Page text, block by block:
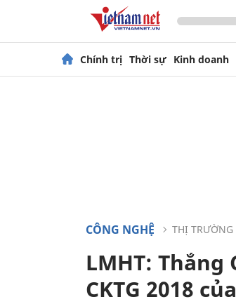
Chính trị Thời sự Kinh doanh
CÔNG NGHỆ THỊ TRƯỜNG
LMHT: Thắng
CKTG 2018